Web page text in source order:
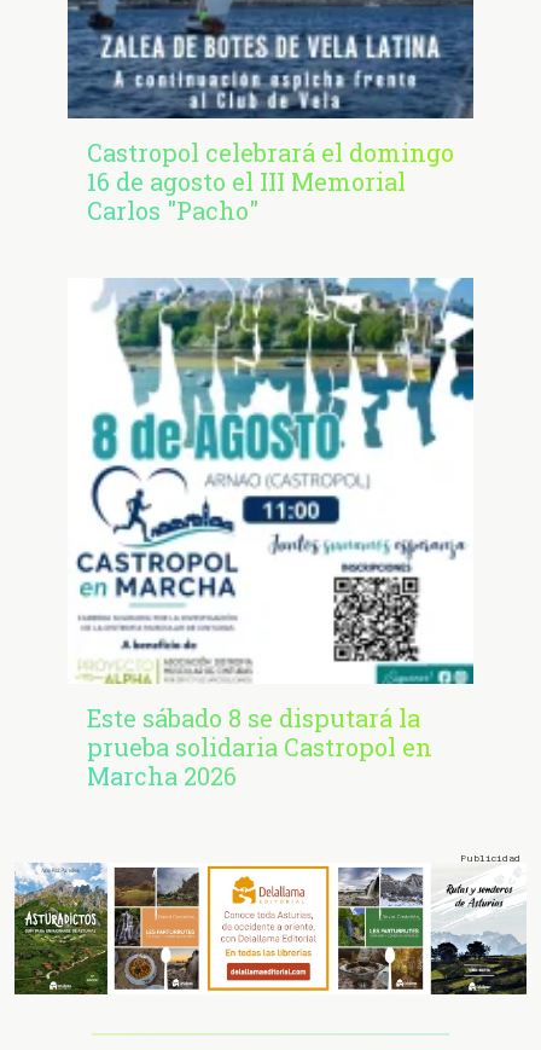
Castropol celebrará el domingo
16 de agosto el III Memorial
Carlos "Pacho"
Este sábado 8 se disputará la
prueba solidaria Castropol en
Marcha 2026